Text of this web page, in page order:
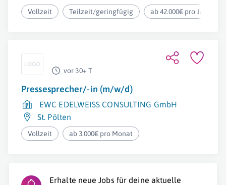
Vollzeit Teilzeit/geringfügig ab 42.000€ pro Jahr
vor 30+ T
Pressesprecher/-in (m/w/d)
EWC EDELWEISS CONSULTING GmbH
St. Pölten
Vollzeit ab 3.000€ pro Monat
Erhalte neue Jobs für deine aktuelle